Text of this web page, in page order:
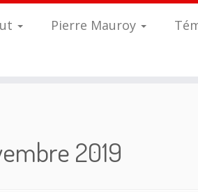
Pierre Mauroy
2019